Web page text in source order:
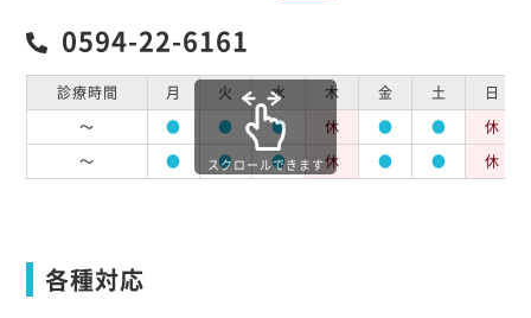
0594-22-6161
診療時間 月 火 水 木 金 土
日
～
● ● ● 休 ● ●
休
～
● ● ● 休 ● ● 休
スクロールできます
各種対応